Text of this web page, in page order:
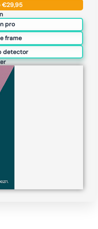
€29,95
pro
frame
detector